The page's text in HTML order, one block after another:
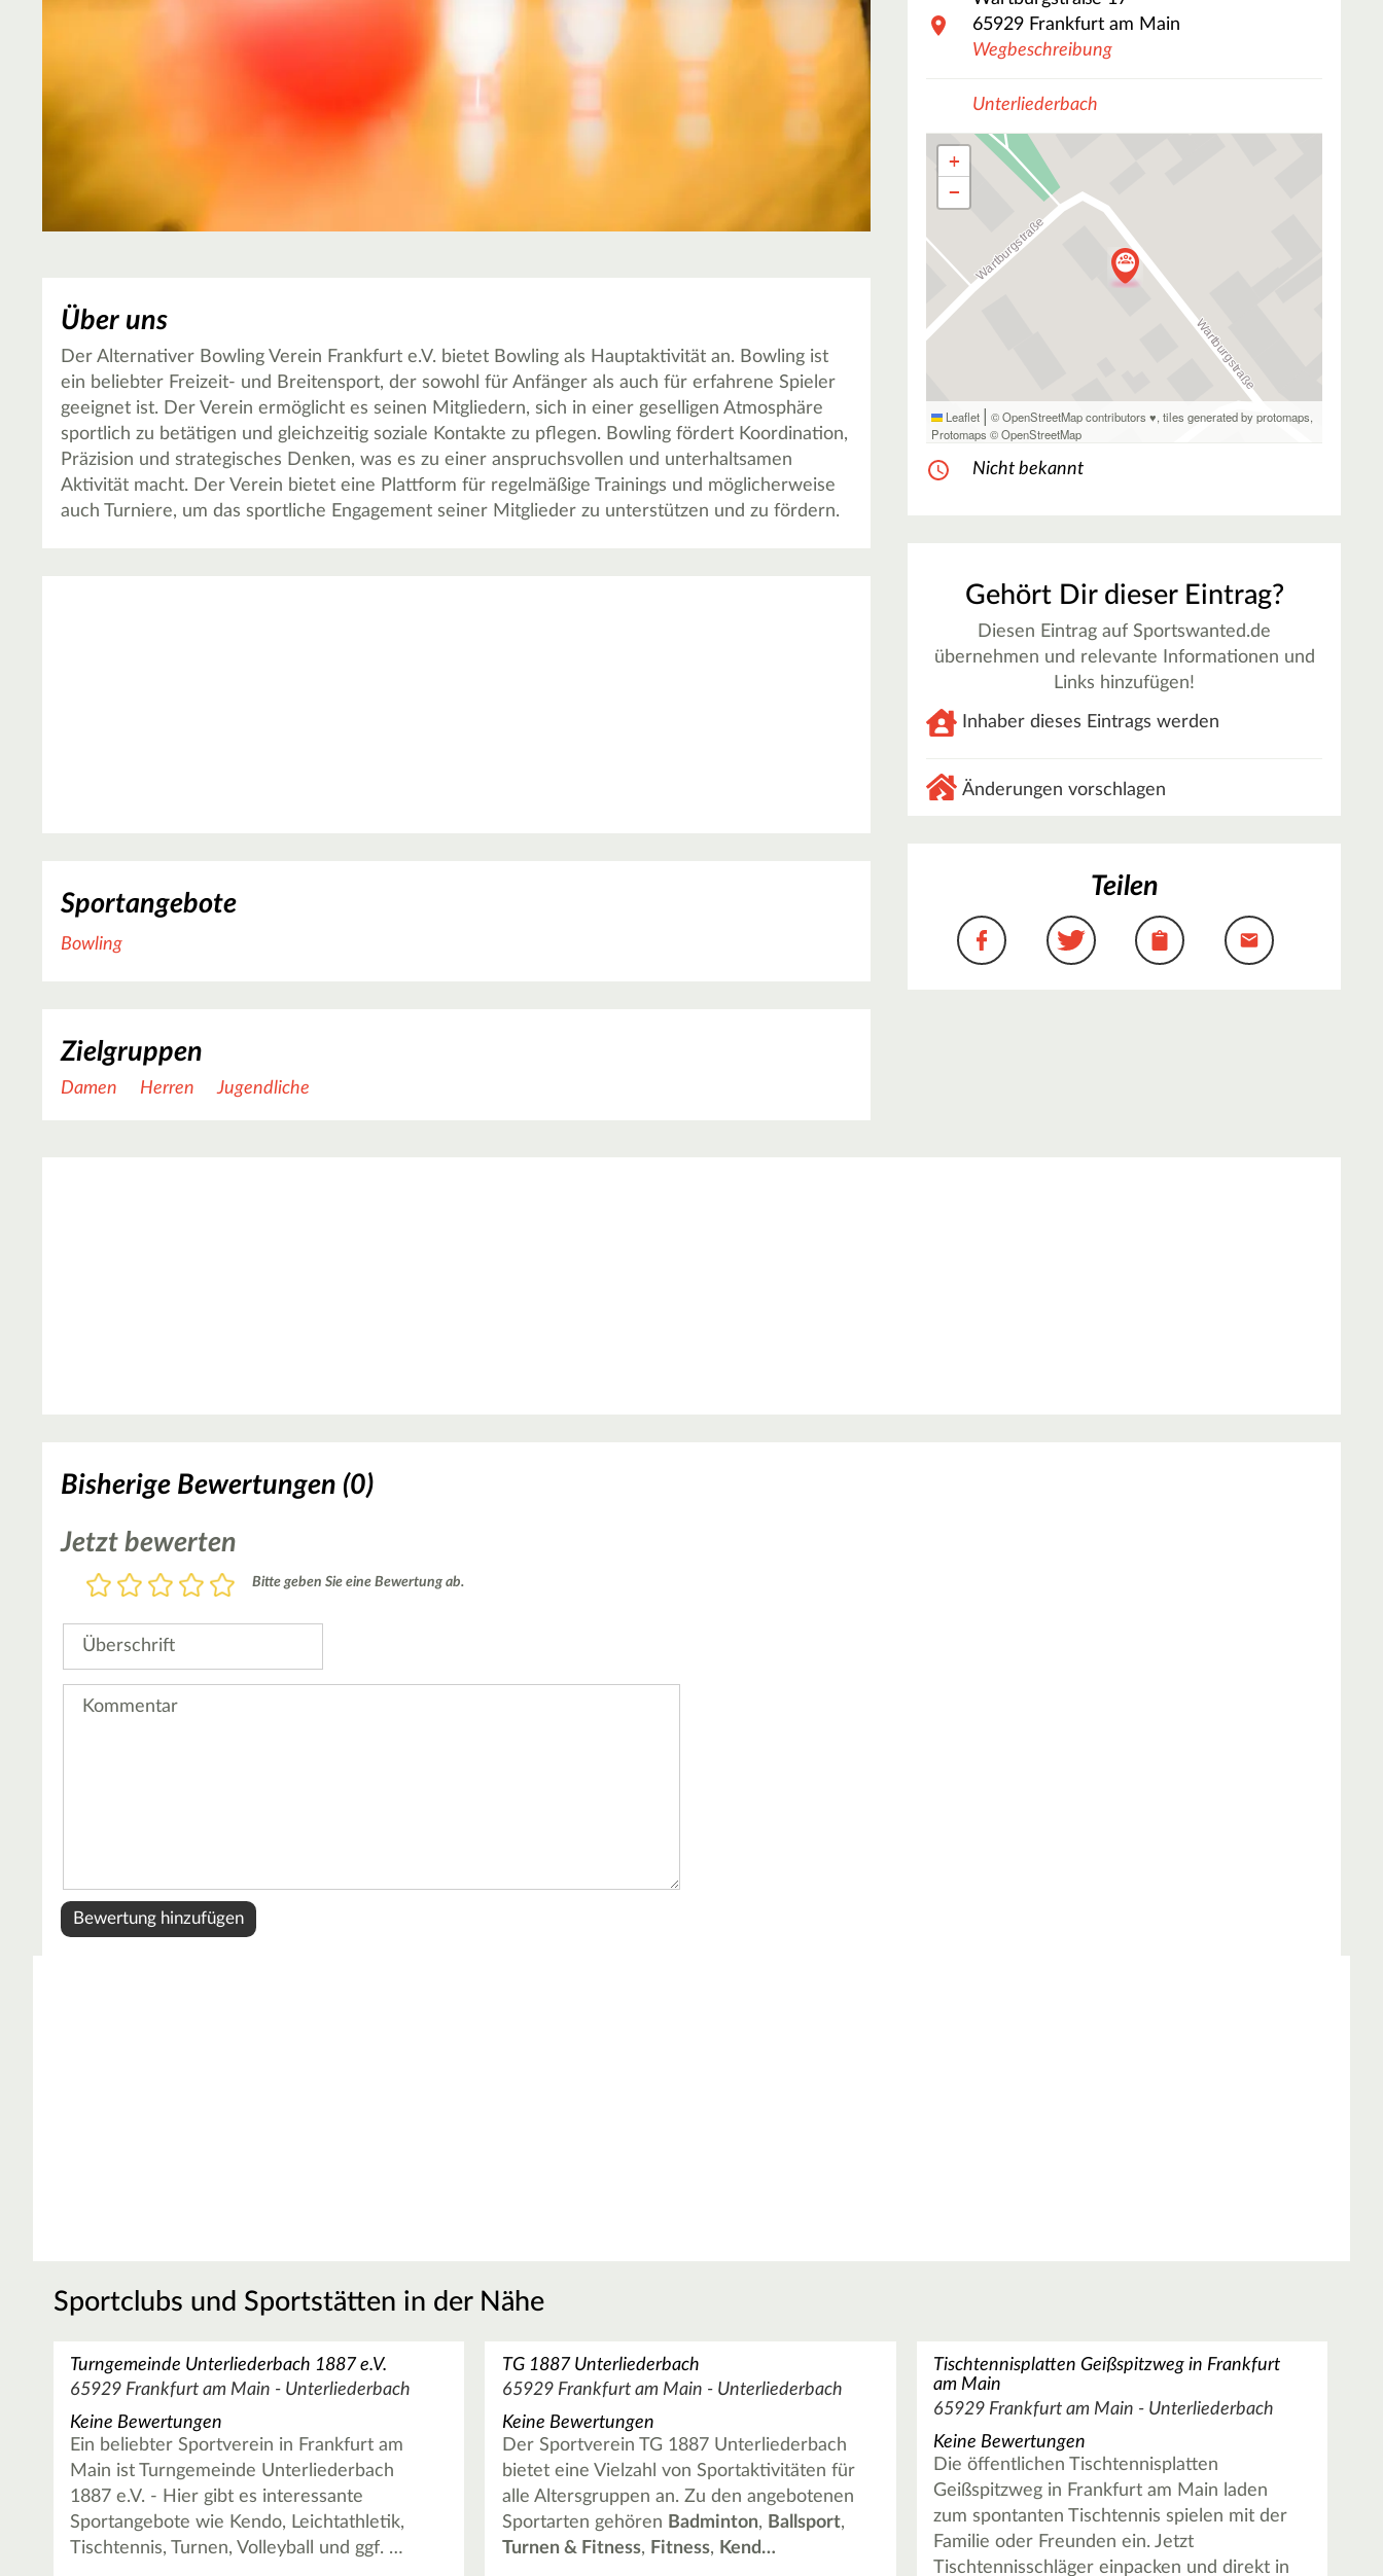
Über uns
Der Alternativer Bowling Verein Frankfurt e.V. bietet Bowling als Hauptaktivität an. Bowling ist
ein beliebter Freizeit- und Breitensport, der sowohl für Anfänger als auch für erfahrene Spieler
geeignet ist. Der Verein ermöglicht es seinen Mitgliedern, sich in einer geselligen Atmosphäre
sportlich zu betätigen und gleichzeitig soziale Kontakte zu pflegen. Bowling fördert Koordination,
Präzision und strategisches Denken, was es zu einer anspruchsvollen und unterhaltsamen
Aktivität macht. Der Verein bietet eine Plattform für regelmäßige Trainings und möglicherweise
auch Turniere, um das sportliche Engagement seiner Mitglieder zu unterstützen und zu fördern.
Sportangebote
Bowling
Zielgruppen
Damen Herren Jugendliche
65929 Frankfurt am Main
Wegbeschreibung
Unterliederbach
+
−
Leaflet | © OpenStreetMap contributors ♥,tiles generated by protomaps,
Protomaps ©OpenStreetMap
Nicht bekannt
Gehört Dir dieser Eintrag?
Diesen Eintrag auf Sportswanted.de
übernehmen und relevante Informationen und
Links hinzufügen!
Inhaber dieses Eintrags werden
Änderungen vorschlagen
Teilen
Bisherige Bewertungen (0)
Jetzt bewerten
Bewertung
5
4
3
2
1
Bitte geben Sie eine Bewertung ab.
Überschrift
Sportclubs und Sportstätten in der Nähe
Turngemeinde Unterliederbach 1887 e.V.
65929 Frankfurt am Main - Unterliederbach
Keine Bewertungen
Ein beliebter Sportverein in Frankfurt am
Main ist Turngemeinde Unterliederbach
1887 e.V. - Hier gibt es interessante
Sportangebote wie Kendo, Leichtathletik,
Tischtennis, Turnen, Volleyball und ggf. …
TG 1887 Unterliederbach
65929 Frankfurt am Main - Unterliederbach
Keine Bewertungen
Der Sportverein TG 1887 Unterliederbach
bietet eine Vielzahl von Sportaktivitäten für
alle Altersgruppen an. Zu den angebotenen
Sportarten gehören Badminton, Ballsport,
Turnen & Fitness, Fitness, Kend…
Tischtennisplatten Geißspitzweg in Frankfurt
am Main
65929 Frankfurt am Main - Unterliederbach
Keine Bewertungen
Die öffentlichen Tischtennisplatten
Geißspitzweg in Frankfurt am Main laden
zum spontanten Tischtennis spielen mit der
Familie oder Freunden ein. Jetzt
Tischtennisschläger einpacken und direkt in